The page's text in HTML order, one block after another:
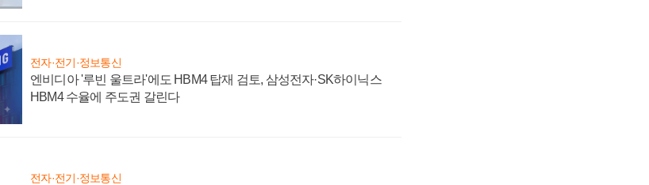
전자·전기·정보통신
엔비디아 '루빈 울트라'에도 HBM4 탑재 검토, 삼성전자·SK하이닉스
HBM4 수율에 주도권 갈린다
전자·전기·정보통신